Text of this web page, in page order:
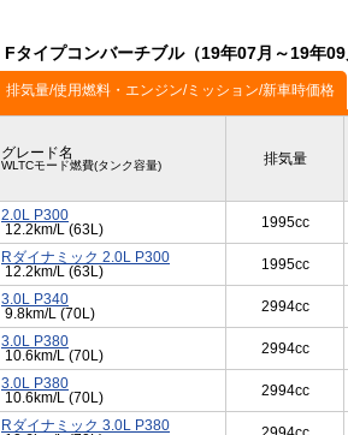
Fタイプコンバーチブル（19年07月～19年
排気量/使用燃料・エンジン/ミッション/新車時価格
グレード名
WLTCモード燃費(タンク容量) 排気量
2.0L P300
12.2km/L (63L)
1995cc
Rダイナミック 2.0L P300
12.2km/L (63L)
1995cc
3.0L P340
9.8km/L (70L)
2994cc
3.0L P380
10.6km/L (70L)
2994cc
3.0L P380
10.6km/L (70L)
2994cc
Rダイナミック 3.0L P380